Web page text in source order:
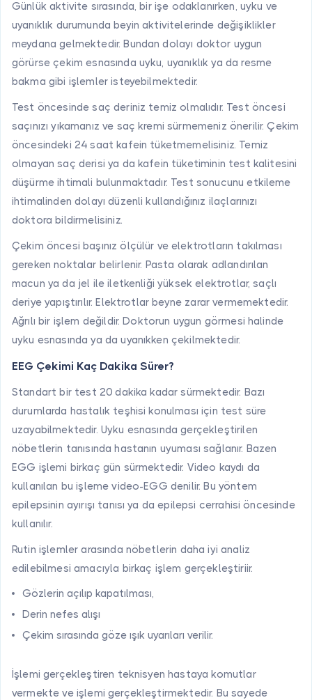
Günlük aktivite sırasında, bir işe odaklanırken, uyku ve
uyanıklık durumunda beyin aktivitelerinde değişiklikler
meydana gelmektedir. Bundan dolayı doktor uygun
görürse çekim esnasında uyku, uyanıklık ya da resme
bakma gibi işlemler isteyebilmektedir.
Test öncesinde saç deriniz temiz olmalıdır. Test öncesi
saçınızı yıkamanız ve saç kremi sürmemeniz önerilir. Çekim
öncesindeki 24 saat kafein tüketmemelisiniz. Temiz
olmayan saç derisi ya da kafein tüketiminin test kalitesini
düşürme ihtimali bulunmaktadır. Test sonucunu etkileme
ihtimalinden dolayı düzenli kullandığınız ilaçlarınızı
doktora bildirmelisiniz.
Çekim öncesi başınız ölçülür ve elektrotların takılması
gereken noktalar belirlenir. Pasta olarak adlandırılan
macun ya da jel ile iletkenliği yüksek elektrotlar, saçlı
deriye yapıştırılır. Elektrotlar beyne zarar vermemektedir.
Ağrılı bir işlem değildir. Doktorun uygun görmesi halinde
uyku esnasında ya da uyanıkken çekilmektedir.
EEG Çekimi Kaç Dakika Sürer?
Standart bir test 20 dakika kadar sürmektedir. Bazı
durumlarda hastalık teşhisi konulması için test süre
uzayabilmektedir. Uyku esnasında gerçekleştirilen
nöbetlerin tanısında hastanın uyuması sağlanır. Bazen
EGG işlemi birkaç gün sürmektedir. Video kaydı da
kullanılan bu işleme video-EGG denilir. Bu yöntem
epilepsinin ayırışı tanısı ya da epilepsi cerrahisi öncesinde
kullanılır.
Rutin işlemler arasında nöbetlerin daha iyi analiz
edilebilmesi amacıyla birkaç işlem gerçekleştiriir.
Gözlerin açılıp kapatılması,
Derin nefes alışı
Çekim sırasında göze ışık uyarıları verilir.
İşlemi gerçekleştiren teknisyen hastaya komutlar
vermekte ve işlemi gerçekleştirmektedir. Bu sayede